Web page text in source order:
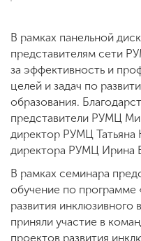
В рамках панельной
представителям сети
за эффективность и
целей и задач по
образования.
представители РУМЦ
директор РУМЦ Татьяна
директора РУМЦ Ирина
В рамках семинара
обучение по программе
развития инклюзивного
приняли участие в
проектов развития